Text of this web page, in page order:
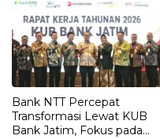
Bank NTT Percepat
Transformasi Lewat KUB
Bank Jatim, Fokus pada